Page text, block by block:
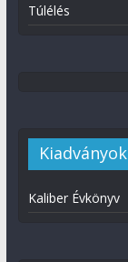
Túlélés
Kiadványok
Kaliber Évkönyv